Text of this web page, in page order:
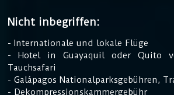
Nicht inbegriffen:
- Internationale und lokale Flüge
- Hotel in Guayaquil oder Quito
Tauchsafari
- Galápagos Nationalparksgebühren,
- Dekompressionskammergebühr